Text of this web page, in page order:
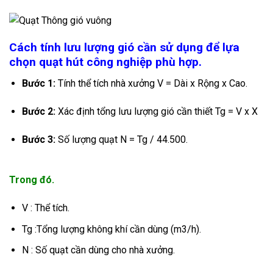
Cách tính lưu lượng gió cần sử dụng để lựa
chọn quạt hút công nghiệp phù hợp.
Bước 1:Tính thể tích nhà xưởng V = Dài x Rộng x Cao.
Bước 2:Xác định tổng lưu lượng gió cần thiết Tg = V x X
Bước 3:Số lượng quạt N = Tg / 44.500.
Trong đó.
V : Thể tích.
Tg :Tổng lượng không khí cần dùng (m3/h).
N : Số quạt cần dùng cho nhà xưởng.